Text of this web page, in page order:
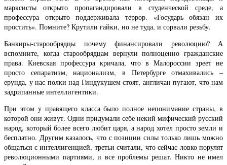
марксисты открыто пропагандировали в студенческой среде, а
профессура открыто поддерживала террор. «Государь обязан их
простить». Помните? Крутили гайки, но не туда, и сорвали резьбу.
Банкиры-старообрядцы почему финансировали революцию? А
вспомните, когда старообрядцам вернули полноценно гражданские
права. Киевская профессура кричала, что в Малороссии зреет не
просто сепаратизм, национализм, в Петербурге отмахивались –
ерунда, у нас полки над Гиндукушем стоят, англичан пугают, что нам
задрипанные интеллигентики.
При этом у правящего класса было полное непонимание страны, в
которой они живут. Одни придумали себе некий мифический русский
народ, который более всего любит царя, а народ хотел просто земли и
бесплатно. Другим казалось, что с позиции силы только лишь можно
общаться с интеллигенцией, третьи считали, что сейчас ловко порулят
революционными партиями, и все проблемы решат. Никто не имел